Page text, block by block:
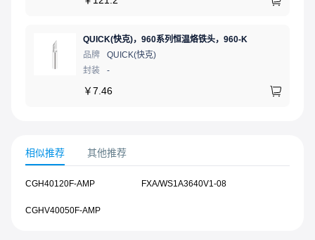
QUICK(快克)，960系列恒温烙铁头，960-K
品牌
QUICK(快克)
封装
-
￥7.46
相似推荐 其他推荐
CGH40120F-AMP FXA/WS1A3640V1-08
CGHV40050F-AMP